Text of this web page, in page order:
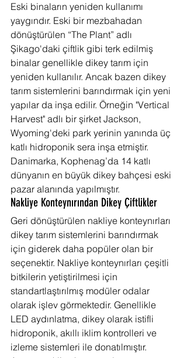
Eski binaların yeniden kullanımı
yaygındır. Eski bir mezbahadan
dönüştürülen “The Plant” adlı
Şikago'daki çiftlik gibi terk edilmiş
binalar genellikle dikey tarım için
yeniden kullanılır. Ancak bazen dikey
tarım sistemlerini barındırmak için yeni
yapılar da inşa edilir. Örneğin "Vertical
Harvest" adlı bir şirket Jackson,
Wyoming'deki park yerinin yanında üç
katlı hidroponik sera inşa etmiştir.
Danimarka, Kophenag’da 14 katlı
dünyanın en büyük dikey bahçesi eski
pazar alanında yapılmıştır.
Nakliye Konteynırından Dikey Çiftlikler
Geri dönüştürülen nakliye konteynırları
dikey tarım sistemlerini barındırmak
için giderek daha popüler olan bir
seçenektir. Nakliye konteynırları çeşitli
bitkilerin yetiştirilmesi için
standartlaştırılmış modüler odalar
olarak işlev görmektedir. Genellikle
LED aydınlatma, dikey olarak istifli
hidroponik, akıllı iklim kontrolleri ve
izleme sistemleri ile donatılmıştır.